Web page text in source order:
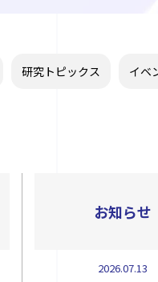
研究トピックス イベ
お知らせ
2026.07.13